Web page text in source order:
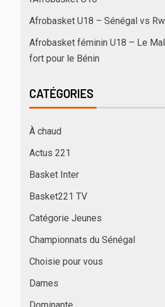
Afrobasket U18 – Sénégal vs
Afrobasket féminin U18 – Le
fort pour le Bénin
CATÉGORIES
À chaud
Actus 221
Basket Inter
Basket221 TV
Catégorie Jeunes
Championnats du Sénégal
Choisie pour vous
Dames